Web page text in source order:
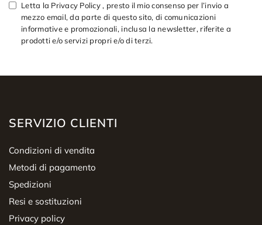
Letta la Privacy Policy , presto il mio consenso per l’invio a
mezzo email, da parte di questo sito, di comunicazioni
informative e promozionali, inclusa la newsletter, riferite a
prodotti e/o servizi propri e/o di terzi.
SERVIZIO CLIENTI
Condizioni di vendita
Metodi di pagamento
Spedizioni
Resi e sostituzioni
Privacy policy